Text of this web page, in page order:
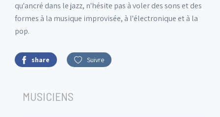
qu'ancré dans le jazz, n'hésite pas à voler des sons et des
formes à la musique improvisée, à l'électronique et à la
pop.
share Suivre
MUSICIENS